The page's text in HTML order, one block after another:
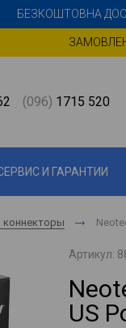
БЕЗКОШТОВНА
(096) 1715 520
И ГАРАНТИИ
коннекторы
Артикул:
US